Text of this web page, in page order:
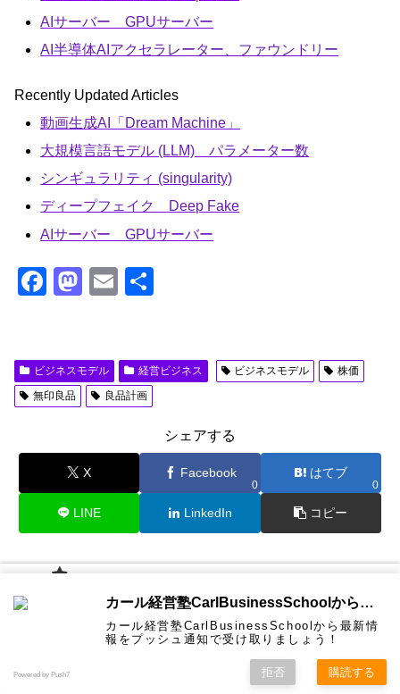
AIサーバー GPUサーバー
AI半導体AIアクセラレーター、ファウンドリー
Recently Updated Articles
動画生成AI「Dream Machine」
大規模言語モデル (LLM) パラメーター数
シンギュラリティ (singularity)
ディープフェイク Deep Fake
AIサーバー GPUサーバー
F
e
b
o
M
o
d
n
E
ビジネスモデル 経営ビジネス ビジネスモデル
株価
無印良品
良品計画
シェアする
X Facebook
0
はてブ
0
LINE LinkedIn コピー
ばれまし
コンサル
ティング
経営学用
語集
認定コン
サルタン
無料メル
マガ！
★カール
経営塾動
お問い合
わせ
★熱海風
水＆グリ
プライバ
カール経営塾CarlBusinessSchoolから通知を受け取る
カール経営塾CarlBusinessSchoolから最新情
報をプッシュ通知で受け取りましょう！
Powered by Push7 拒否 購読する